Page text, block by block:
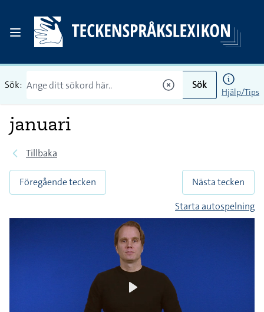
Sök: Sök
Hjälp/Tips
januari
Tillbaka
Föregående tecken
Nästa tecken
Starta autospelning